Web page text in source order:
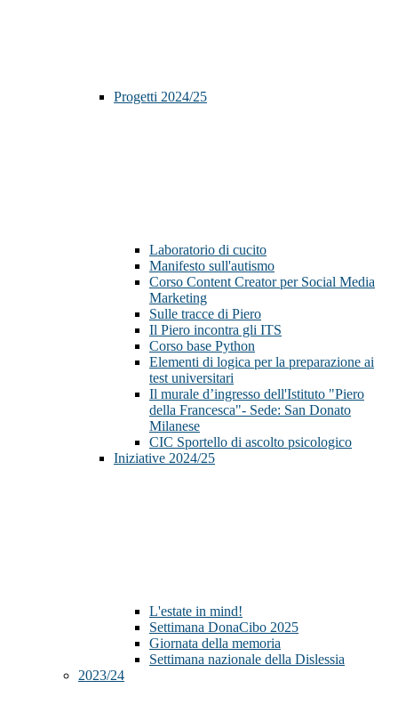
Progetti 2024/25
Laboratorio di cucito
Manifesto sull'autismo
Corso Content Creator per Social Media
Marketing
Sulle tracce di Piero
Il Piero incontra gli ITS
Corso base Python
Elementi di logica per la preparazione ai
test universitari
Il murale d’ingresso dell'Istituto "Piero
della Francesca"- Sede: San Donato
Milanese
CIC Sportello di ascolto psicologico
Iniziative 2024/25
L'estate in mind!
Settimana DonaCibo 2025
Giornata della memoria
Settimana nazionale della Dislessia
2023/24